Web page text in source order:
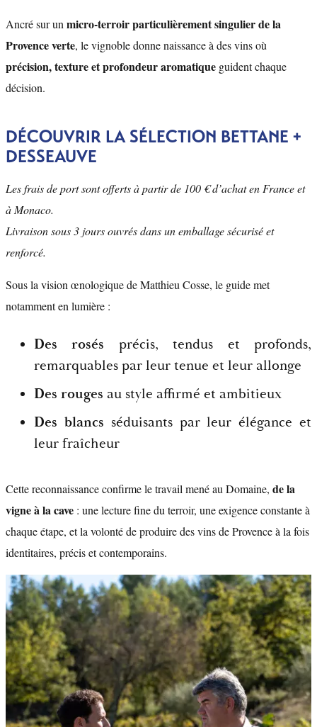
Ancré sur un micro-terroir particulièrement singulier de la
Provence verte, le vignoble donne naissance à des vins où
précision, texture et profondeur aromatique guident chaque
décision.
DÉCOUVRIR LA SÉLECTION BETTANE +
DESSEAUVE
Les frais de port sont offerts à partir de 100 € d’achat en France et
à Monaco.
Livraison sous 3 jours ouvrés dans un emballage sécurisé et
renforcé.
Sous la vision œnologique de Matthieu Cosse, le guide met
notamment en lumière :
Des rosés précis, tendus et profonds,
remarquables par leur tenue et leur allonge
Des rouges au style affirmé et ambitieux
Des blancs séduisants par leur élégance et
leur fraîcheur
Cette reconnaissance confirme le travail mené au Domaine, de la
vigne à la cave : une lecture fine du terroir, une exigence constante à
chaque étape, et la volonté de produire des vins de Provence à la fois
identitaires, précis et contemporains.